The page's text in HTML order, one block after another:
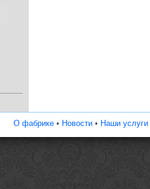
О фабрике• Новости• Наши услуги